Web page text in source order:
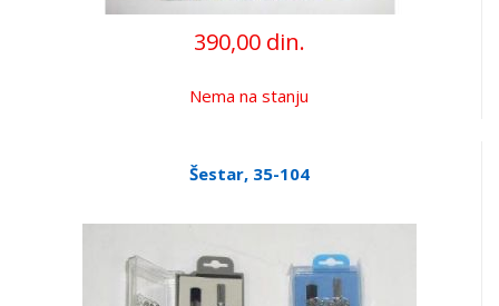
390,00 din.
Nema na stanju
Šestar, 35-104